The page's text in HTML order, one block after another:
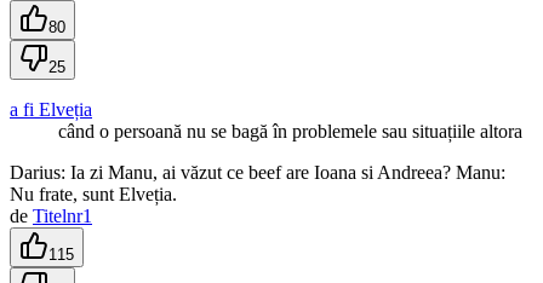
80
25
a fi Elveția
când o persoană nu se bagă în problemele sau situațiile altora
Darius: Ia zi Manu, ai văzut ce beef are Ioana si Andreea? Manu:
Nu frate, sunt Elveția.
de Titelnr1
115